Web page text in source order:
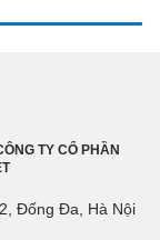
TY CỔ PHẦN
Đống Đa, Hà Nội